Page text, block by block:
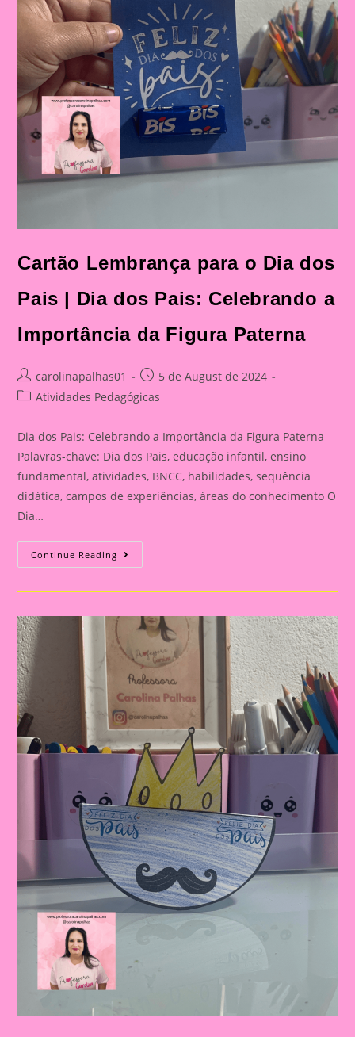
Cartão Lembrança para o Dia dos
Pais | Dia dos Pais: Celebrando a
Importância da Figura Paterna
Post
author:
carolinapalhas01
Post
published:
5 de August de 2024
PostAtividades Pedagógicas
Dia dos Pais: Celebrando a Importância da Figura Paterna
Palavras-chave: Dia dos Pais, educação infantil, ensino
fundamental, atividades, BNCC, habilidades, sequência
didática, campos de experiências, áreas do conhecimento O
Dia…
Continue Reading Cartão
Lembrança
O
Pais
|
Dia
Dos
Pais:
Celebrando
Importância
Da
Figura
Paterna